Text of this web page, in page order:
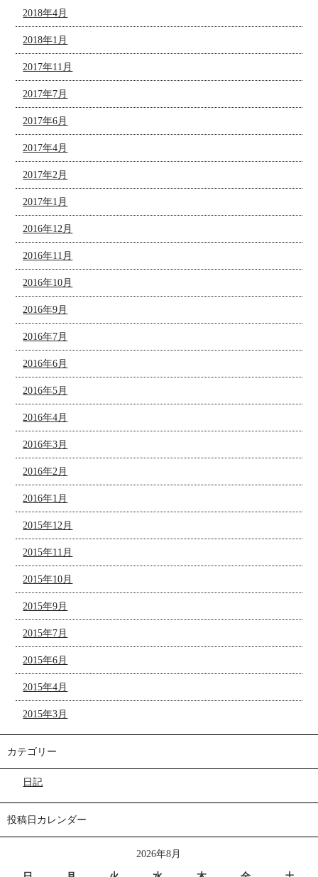
2018年4月
2018年1月
2017年11月
2017年7月
2017年6月
2017年4月
2017年2月
2017年1月
2016年12月
2016年11月
2016年10月
2016年9月
2016年7月
2016年6月
2016年5月
2016年4月
2016年3月
2016年2月
2016年1月
2015年12月
2015年11月
2015年10月
2015年9月
2015年7月
2015年6月
2015年4月
2015年3月
カテゴリー
日記
投稿日カレンダー
2026年8月